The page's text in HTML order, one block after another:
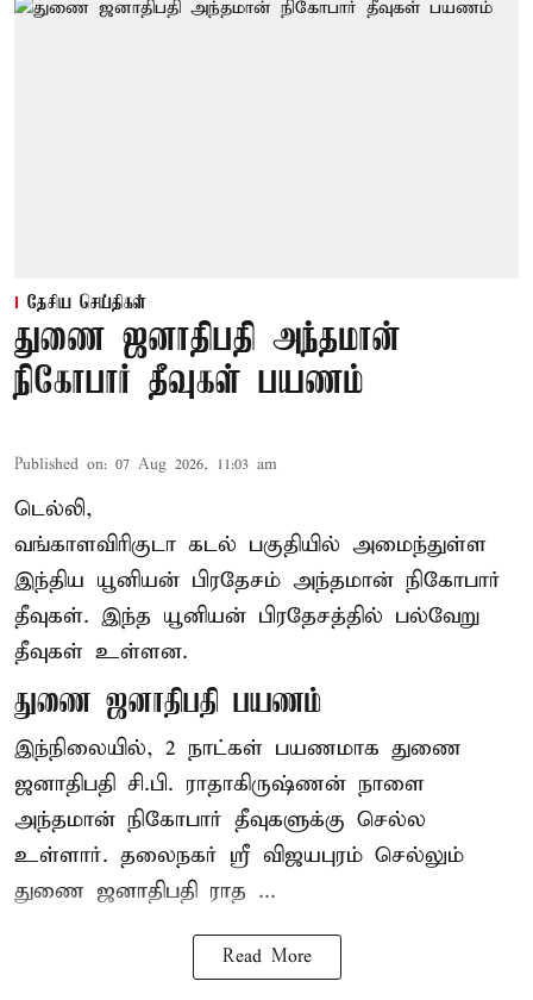
தேசிய செய்திகள்
துணை ஜனாதிபதி அந்தமான்
நிகோபார் தீவுகள் பயணம்
Published on: 07 Aug 2026, 11:03 am
டெல்லி,
வங்காளவிரிகுடா கடல் பகுதியில் அமைந்துள்ள
இந்திய யூனியன் பிரதேசம் அந்தமான் நிகோபார்
தீவுகள். இந்த யூனியன் பிரதேசத்தில் பல்வேறு
தீவுகள் உள்ளன.
துணை ஜனாதிபதி பயணம்
இந்நிலையில், 2 நாட்கள் பயணமாக துணை
ஜனாதிபதி சி.பி. ராதாகிருஷ்ணன் நாளை
அந்தமான் நிகோபார் தீவுகளுக்கு செல்ல
உள்ளார். தலைநகர் ஸ்ரீ விஜயபுரம் செல்லும்
துணை ஜனாதிபதி ராத ...
Read More